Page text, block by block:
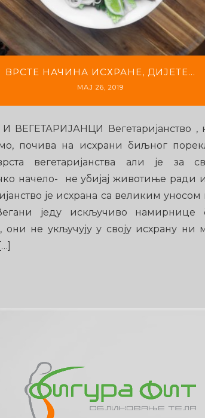
ВРСТЕ НАЧИНА ИСХРАНE, ДИЈЕТE…
МАЈ 26, 2019
ВЕГЕТАРИЈАНЦИ Вегетаријанство ,
почива на исхрани биљног
вегетаријанства али је за
начело- не убијај животиње ради
је исхрана са великим уносом
једу искључиво намирнице
они не укључују у своју исхрану ни